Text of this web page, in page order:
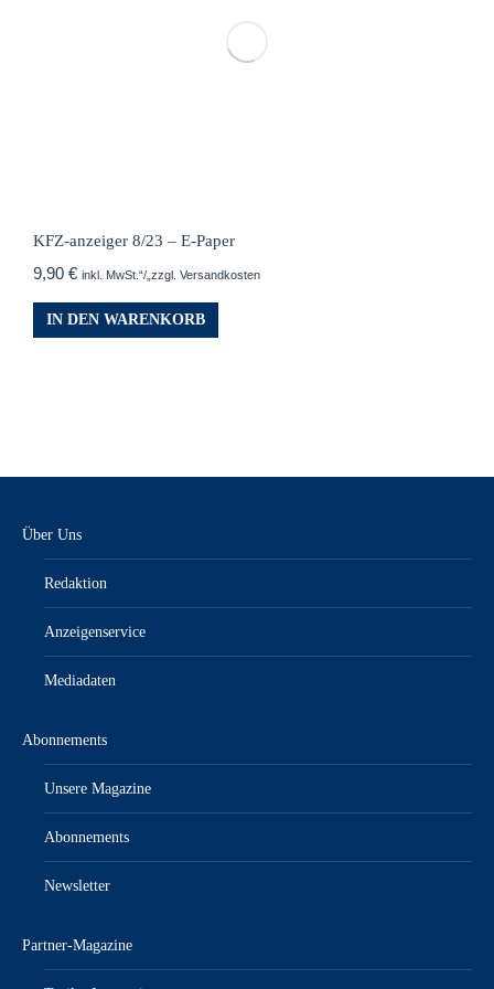
KFZ-anzeiger 8/23 – E-Paper
9,90 € inkl. MwSt.“/„zzgl. Versandkosten
IN DEN WARENKORB
Über Uns
Redaktion
Anzeigenservice
Mediadaten
Abonnements
Unsere Magazine
Abonnements
Newsletter
Partner-Magazine